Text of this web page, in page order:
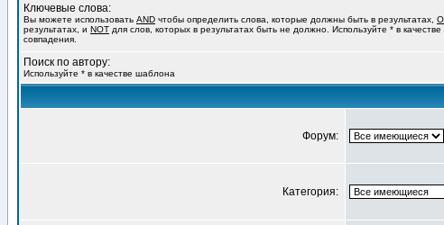
Ключевые слова:
Вы можете использовать AND чтобы определить слова, которые должны быть в результатах,
результатах, и NOT для слов, которых в результатах быть не должно. Используйте * в
совпадения.
Поиск по автору:
Используйте * в качестве шаблона
Форум:
Категория: